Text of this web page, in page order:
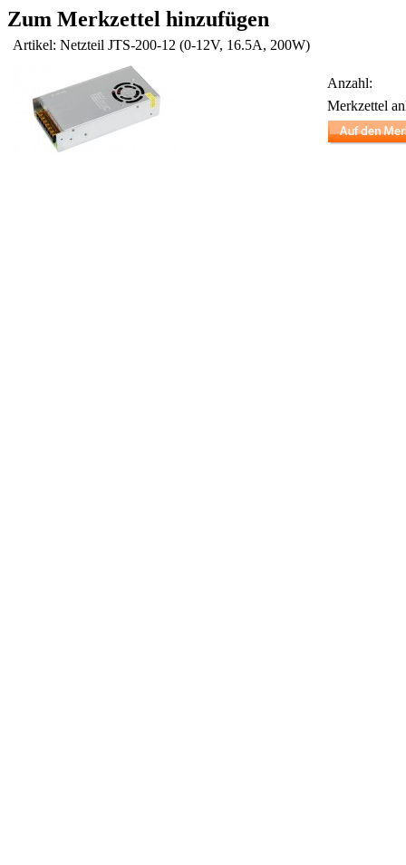
Zum Merkzettel hinzufügen
Artikel: Netzteil JTS-200-12 (0-12V, 16.5A, 200W)
Anzahl:
Merkzettel